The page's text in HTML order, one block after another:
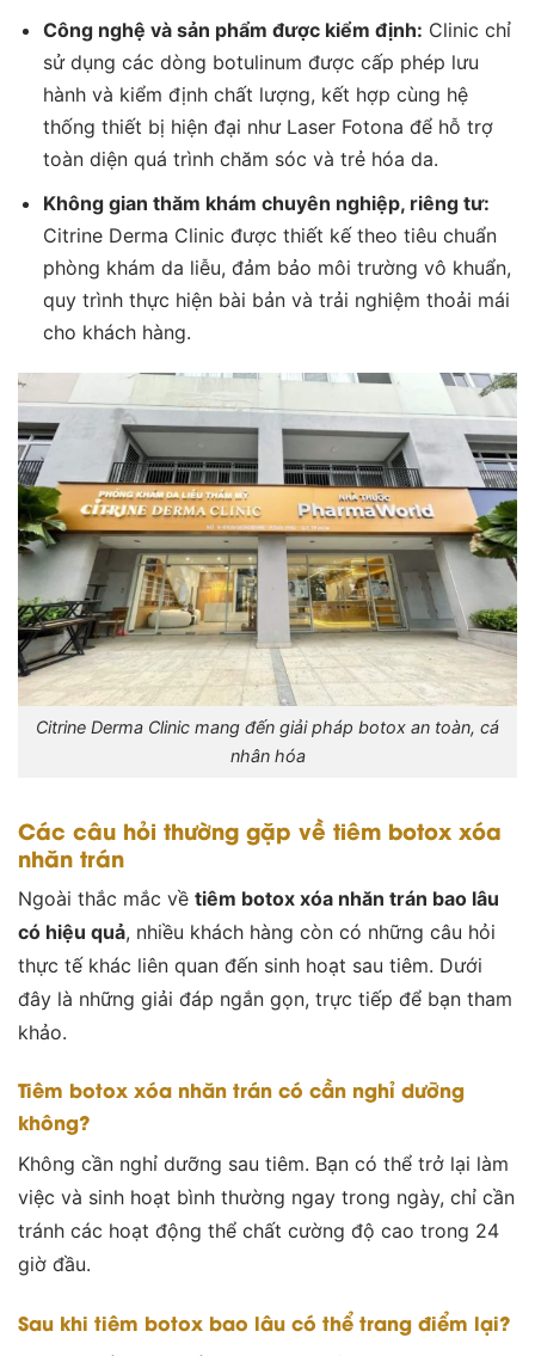
Công nghệ và sản phẩm được kiểm định: Clinic chỉ
sử dụng các dòng botulinum được cấp phép lưu
hành và kiểm định chất lượng, kết hợp cùng hệ
thống thiết bị hiện đại như Laser Fotona để hỗ trợ
toàn diện quá trình chăm sóc và trẻ hóa da.
Không gian thăm khám chuyên nghiệp, riêng tư:
Citrine Derma Clinic được thiết kế theo tiêu chuẩn
phòng khám da liễu, đảm bảo môi trường vô khuẩn,
quy trình thực hiện bài bản và trải nghiệm thoải mái
cho khách hàng.
Citrine Derma Clinic mang đến giải pháp botox an toàn, cá
nhân hóa
Các câu hỏi thường gặp về tiêm botox xóa
nhăn trán
Ngoài thắc mắc về tiêm botox xóa nhăn trán bao lâu
có hiệu quả, nhiều khách hàng còn có những câu hỏi
thực tế khác liên quan đến sinh hoạt sau tiêm. Dưới
đây là những giải đáp ngắn gọn, trực tiếp để bạn tham
khảo.
Tiêm botox xóa nhăn trán có cần nghỉ dưỡng
không?
Không cần nghỉ dưỡng sau tiêm. Bạn có thể trở lại làm
việc và sinh hoạt bình thường ngay trong ngày, chỉ cần
tránh các hoạt động thể chất cường độ cao trong 24
giờ đầu.
Sau khi tiêm botox bao lâu có thể trang điểm lại?